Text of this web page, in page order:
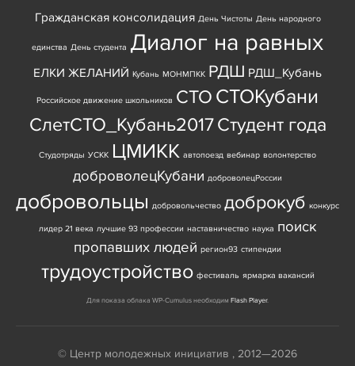
Гражданская консолидация День Чистоты День народного
единства День студента Диалог на равных
ЕЛКИ ЖЕЛАНИЙ Кубань МОНМПКК РДШ РДШ_Кубань
Российское движение школьников СТО СТОКубани
СлетСТО_Кубань2017Студент года
Студотряды УСКК ЦМИКК автопоезд вебинар волонтерство
доброволецКубани доброволецРоссии
добровольцы добровольчество доброкуб конкурс
лидер 21 века лучшие 93 профессии наставничество наука поиск
пропавших людей регион93 стипендии
трудоустройство фестиваль ярмарка вакансий
Для показа облака WP-Cumulus необходим Flash Player.
© Центр молодежных инициатив , 2012—2026